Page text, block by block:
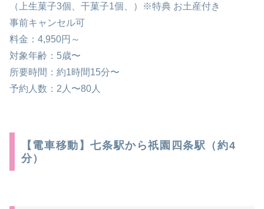
（上生菓子3個、干菓子1個、）※特典 お土産付き
事前キャンセル可
料金：4,950円～
対象年齢：5歳〜
所要時間：約1時間15分〜
予約人数：2人〜80人
【電車移動】七条駅から祇園四条駅（約4
分）